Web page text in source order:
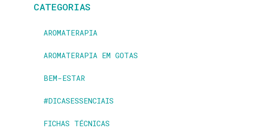
CATEGORIAS
AROMATERAPIA
AROMATERAPIA EM GOTAS
BEM-ESTAR
#DICASESSENCIAIS
FICHAS TÉCNICAS